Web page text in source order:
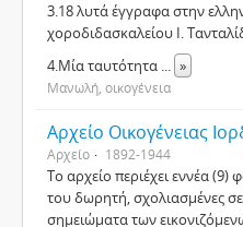
3.18 λυτά έγγραφα στην
χοροδιδασκαλείου Ι.
4.Μία ταυτότητα ... »
Μανωλή, οικογένεια
Αρχείο Οικογένειας
Αρχείο 1892-1944
Το αρχείο περιέχει εννέα
του δωρητή, σχολιασμένες
σημειώματα των